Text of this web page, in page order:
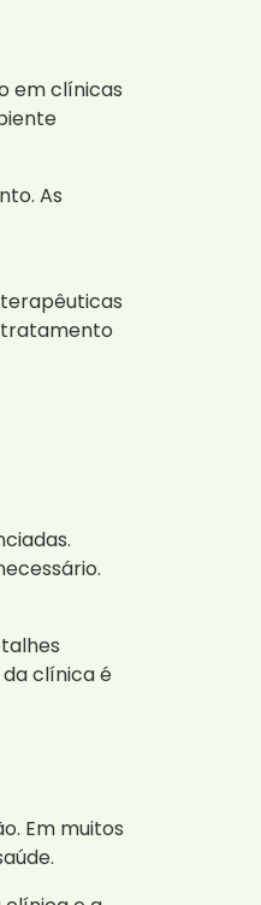
em clínicas
As
tratamento
clínica é
Em muitos